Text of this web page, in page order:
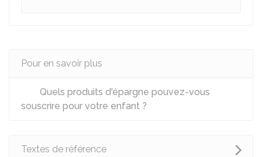
Pour en savoir plus
Quels produits d'épargne pouvez-vous
souscrire pour votre enfant ?
Textes de référence